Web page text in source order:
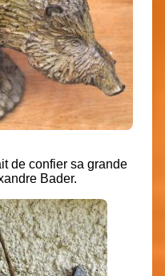
de confier sa grande
Bader.